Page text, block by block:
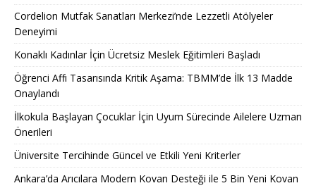
Cordelion Mutfak Sanatları Merkezi’nde Lezzetli Atölyeler
Deneyimi
Konaklı Kadınlar İçin Ücretsiz Meslek Eğitimleri Başladı
Öğrenci Affı Tasarısında Kritik Aşama: TBMM’de İlk 13 Madde
Onaylandı
İlkokula Başlayan Çocuklar İçin Uyum Sürecinde Ailelere Uzman
Önerileri
Üniversite Tercihinde Güncel ve Etkili Yeni Kriterler
Ankara’da Arıcılara Modern Kovan Desteği ile 5 Bin Yeni Kovan